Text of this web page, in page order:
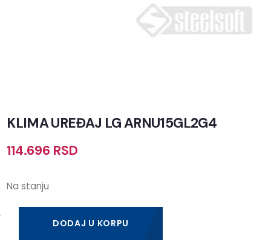
KLIMA UREĐAJ LG ARNU15GL2G4
114.696 RSD
Na stanju
DODAJ U KORPU